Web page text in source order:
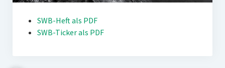
SWB-Heft als PDF
SWB-Ticker als PDF